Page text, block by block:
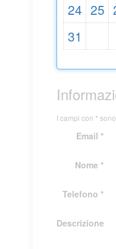
24 25
31
I campi con *
Email *
Nome *
Telefono *
Descrizione